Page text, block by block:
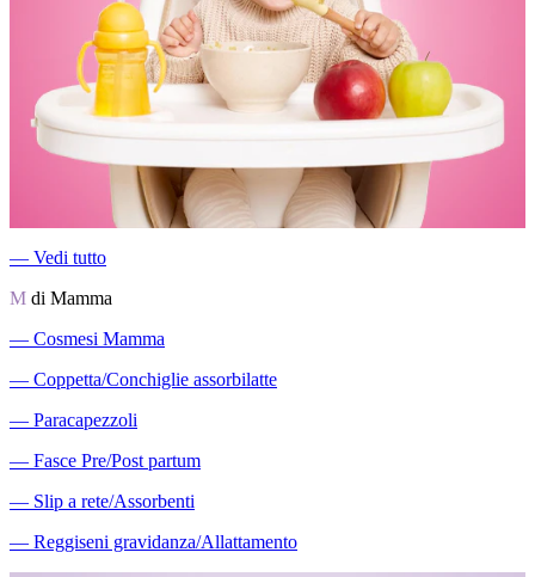
― Vedi tutto
M di Mamma
― Cosmesi Mamma
― Coppetta/Conchiglie assorbilatte
― Paracapezzoli
― Fasce Pre/Post partum
― Slip a rete/Assorbenti
― Reggiseni gravidanza/Allattamento